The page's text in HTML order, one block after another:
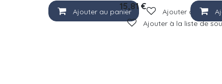
Ajouter au panier Ajouter à la liste
15,81€
Ajouter à la liste de